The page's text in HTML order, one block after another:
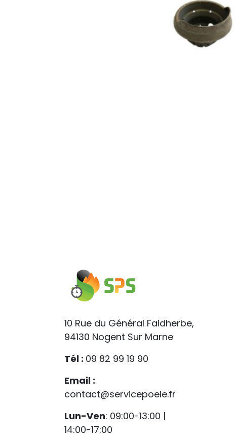
10 Rue du Général Faidherbe,
94130 Nogent Sur Marne
Tél : 09 82 99 19 90
Email :
contact@servicepoele.fr
Lun-Ven: 09:00-13:00 |
14:00-17:00